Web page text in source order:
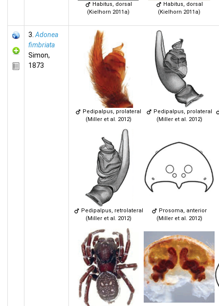
Habitus, dorsal
(Kielhorn 2011a)
Habitus, dorsal
(Kielhorn 2011a)
3. Adonea
fimbriata
Simon,
1873
Pedipalpus, prolateral
(Miller et al. 2012)
Pedipalpus, prolateral
(Miller et al. 2012)
Pedipalpus, retrolateral
(Miller et al. 2012)
Prosoma, anterior
(Miller et al. 2012)